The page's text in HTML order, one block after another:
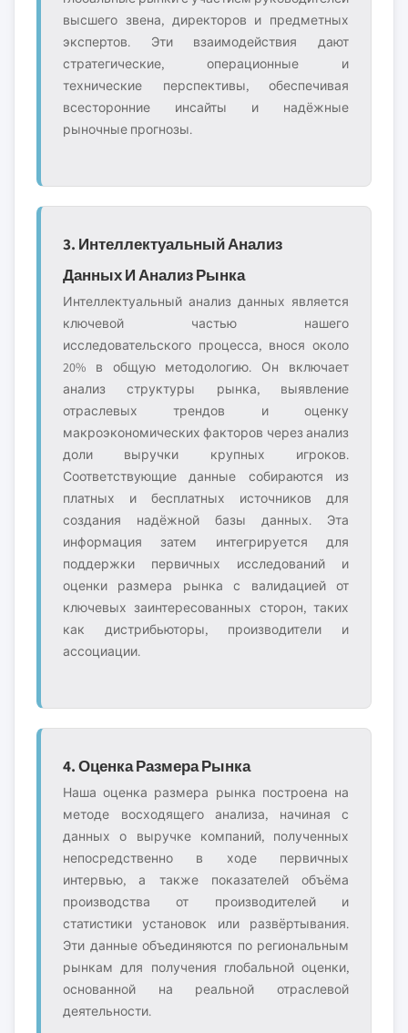
высшего звена, директоров и предметных
экспертов. Эти взаимодействия дают
стратегические, операционные и
технические перспективы, обеспечивая
всесторонние инсайты и надёжные
рыночные прогнозы.
3. Интеллектуальный Анализ
Данных И Анализ Рынка
Интеллектуальный анализ данных является
ключевой частью нашего
исследовательского процесса, внося около
20% в общую методологию. Он включает
анализ структуры рынка, выявление
отраслевых трендов и оценку
макроэкономических факторов через анализ
доли выручки крупных игроков.
Соответствующие данные собираются из
платных и бесплатных источников для
создания надёжной базы данных. Эта
информация затем интегрируется для
поддержки первичных исследований и
оценки размера рынка с валидацией от
ключевых заинтересованных сторон, таких
как дистрибьюторы, производители и
ассоциации.
4. Оценка Размера Рынка
Наша оценка размера рынка построена на
методе восходящего анализа, начиная с
данных о выручке компаний, полученных
непосредственно в ходе первичных
интервью, а также показателей объёма
производства от производителей и
статистики установок или развёртывания.
Эти данные объединяются по региональным
рынкам для получения глобальной оценки,
основанной на реальной отраслевой
деятельности.